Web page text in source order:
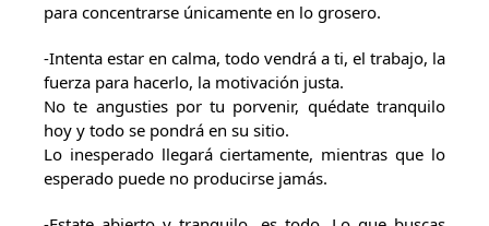
para concentrarse únicamente en lo grosero.
-Intenta estar en calma, todo vendrá a ti, el trabajo, la
fuerza para hacerlo, la motivación justa.
No te angusties por tu porvenir, quédate tranquilo
hoy y todo se pondrá en su sitio.
Lo inesperado llegará ciertamente, mientras que lo
esperado puede no producirse jamás.